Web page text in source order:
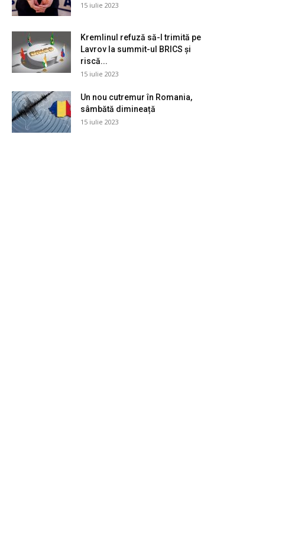
15 iulie 2023
Kremlinul refuză să-l trimită pe
Lavrov la summit-ul BRICS și
riscă...
15 iulie 2023
Un nou cutremur în Romania,
sâmbătă dimineață
15 iulie 2023